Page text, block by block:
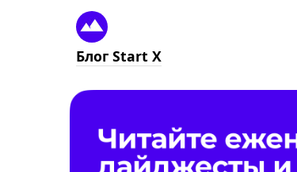
Блог Start X